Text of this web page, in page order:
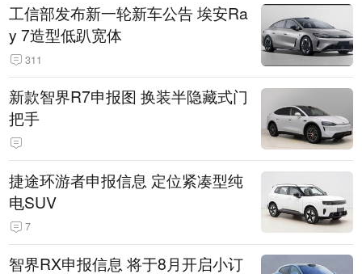
工信部发布新一轮新车公告 埃安Ra
y 7造型低趴宽体
311
新款智界R7申报图 换装半隐藏式门
把手
捷途环游者申报信息 定位紧凑型纯
电SUV
7
智界RX申报信息 将于8月开启小订